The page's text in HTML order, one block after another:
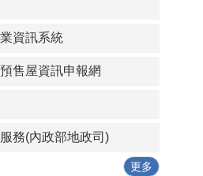
資訊系統
售屋資訊申報網
務(內政部地政司)
更多